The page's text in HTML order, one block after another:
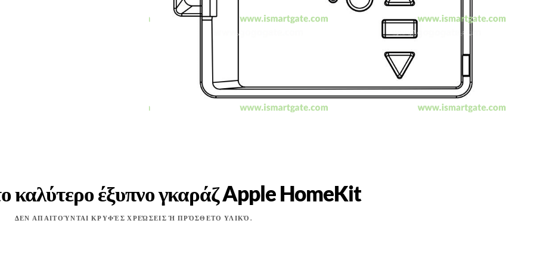
καλύτερο έξυπνο γκαράζ Apple HomeKit
ΔΕΝ ΑΠΑΙΤΟΎΝΤΑΙ ΚΡΥΦΈΣ ΧΡΕΏΣΕΙΣ Ή ΠΡΌΣΘΕΤΟ ΥΛΙΚΌ.